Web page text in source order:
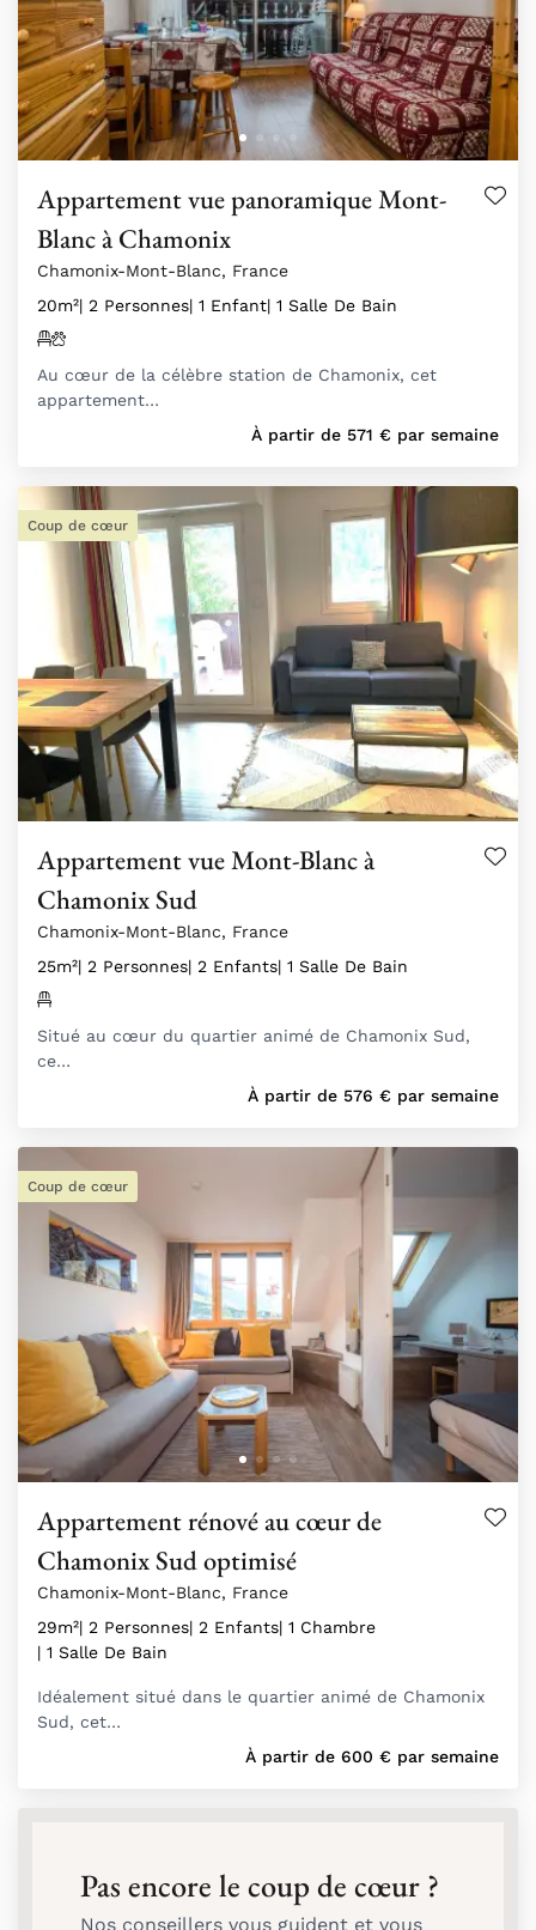
Appartement vue panoramique Mont-
Blanc à Chamonix
Chamonix-Mont-Blanc, France
20m²| 2 Personnes| 1 Enfant| 1 Salle De Bain
Au cœur de la célèbre station de Chamonix, cet
appartement…
À partir de 571 € par semaine
Coup de cœur
Appartement vue Mont-Blanc à
Chamonix Sud
Chamonix-Mont-Blanc, France
25m²| 2 Personnes| 2 Enfants| 1 Salle De Bain
Situé au cœur du quartier animé de Chamonix Sud,
ce…
À partir de 576 € par semaine
Coup de cœur
Appartement rénové au cœur de
Chamonix Sud optimisé
Chamonix-Mont-Blanc, France
29m²| 2 Personnes| 2 Enfants| 1 Chambre
| 1 Salle De Bain
Idéalement situé dans le quartier animé de Chamonix
Sud, cet…
À partir de 600 € par semaine
Pas encore le coup de cœur ?
Nos conseillers vous guident et vous